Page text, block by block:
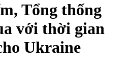
Tổng thống
với thời gian
Ukraine